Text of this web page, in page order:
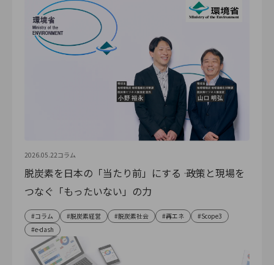
2026.05.22コラム
脱炭素を日本の「当たり前」にする ―― 政策と現場を
つなぐ「もったいない」の力
コラム 脱炭素経営 脱炭素社会 再エネ
Scope3
e-dash